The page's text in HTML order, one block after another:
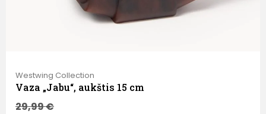
Westwing Collection
Vaza „Jabu“, aukštis 15 cm
29,99€